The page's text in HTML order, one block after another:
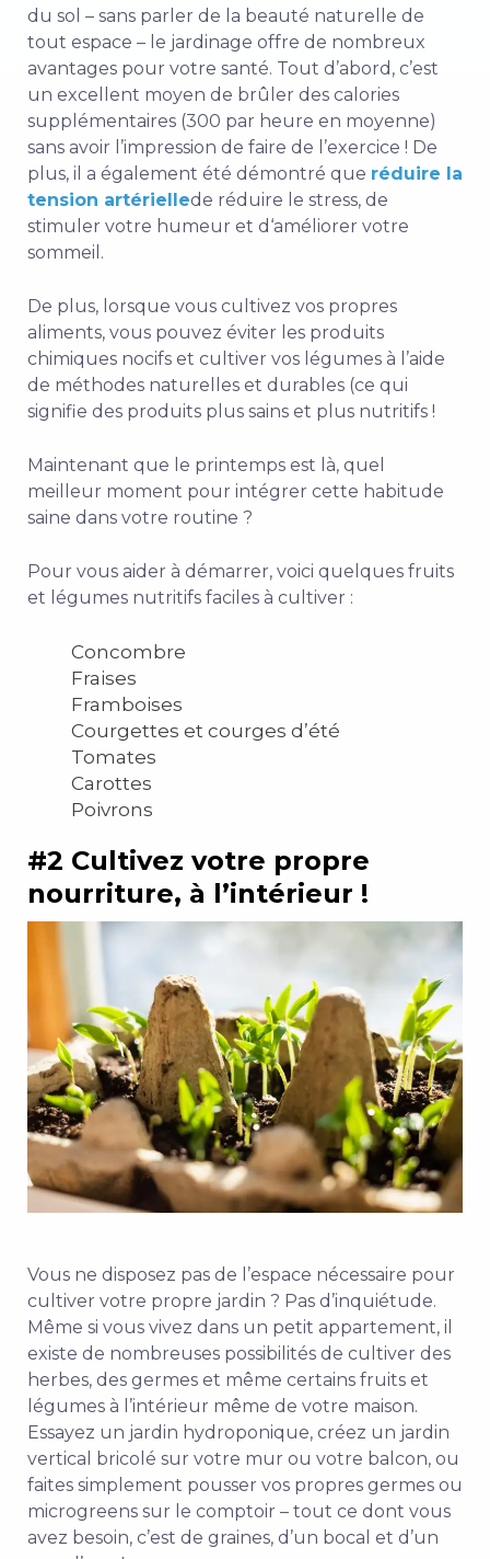
du sol – sans parler de la beauté naturelle de
tout espace – le jardinage offre de nombreux
avantages pour votre santé. Tout d’abord, c’est
un excellent moyen de brûler des calories
supplémentaires (300 par heure en moyenne)
sans avoir l’impression de faire de l’exercice ! De
plus, il a également été démontré que réduire la
tension artériellede réduire le stress, de
stimuler votre humeur et d ‘améliorer votre
sommeil.
De plus, lorsque vous cultivez vos propres
aliments, vous pouvez éviter les produits
chimiques nocifs et cultiver vos légumes à l’aide
de méthodes naturelles et durables (ce qui
signifie des produits plus sains et plus nutritifs !
Maintenant que le printemps est là, quel
meilleur moment pour intégrer cette habitude
saine dans votre routine ?
Pour vous aider à démarrer, voici quelques fruits
et légumes nutritifs faciles à cultiver :
Concombre
Fraises
Framboises
Courgettes et courges d’été
Tomates
Carottes
Poivrons
#2 Cultivez votre propre
nourriture, à l’intérieur !
Vous ne disposez pas de l’espace nécessaire pour
cultiver votre propre jardin ? Pas d’inquiétude.
Même si vous vivez dans un petit appartement, il
existe de nombreuses possibilités de cultiver des
herbes, des germes et même certains fruits et
légumes à l’intérieur même de votre maison.
Essayez un jardin hydroponique, créez un jardin
vertical bricolé sur votre mur ou votre balcon, ou
faites simplement pousser vos propres germes ou
microgreens sur le comptoir – tout ce dont vous
avez besoin, c’est de graines, d’un bocal et d’un